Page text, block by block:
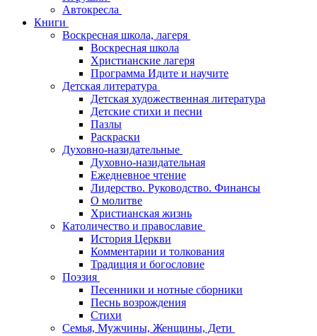
Автокресла
Книги
Воскресная школа, лагеря
Воскресная школа
Христианские лагеря
Программа Идите и научите
Детская литература
Детская художественная литература
Детские стихи и песни
Пазлы
Раскраски
Духовно-назидательные
Духовно-назидательная
Ежедневное чтение
Лидерство. Руководство. Финансы
О молитве
Христианская жизнь
Католичество и православие
История Церкви
Комментарии и толкования
Традиция и богословие
Поэзия
Песенники и нотные сборники
Песнь возрождения
Стихи
Семья, Мужчины, Женщины, Дети